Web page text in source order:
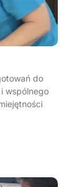
do
wspólnego